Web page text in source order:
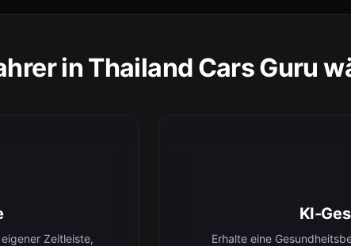
in Thailand Cars Guru
Zeitleiste,
KI-
Erhalte eine